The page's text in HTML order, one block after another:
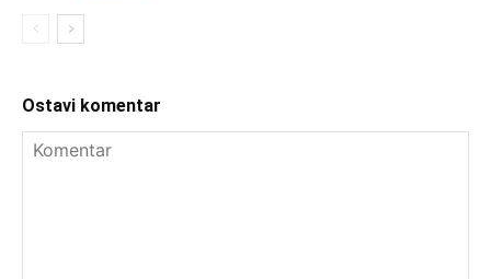
Ostavi komentar